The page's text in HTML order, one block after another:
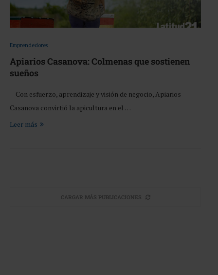
Emprendedores
Apiarios Casanova: Colmenas que sostienen
sueños
Con esfuerzo, aprendizaje y visión de negocio, Apiarios
Casanova convirtió la apicultura en el …
Leer más
CARGAR MÁS PUBLICACIONES